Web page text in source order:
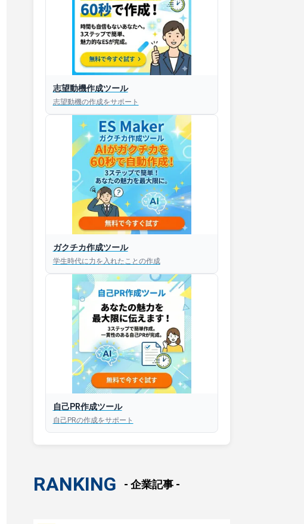
今すぐESを
添削してほしい！
削・面接対策アプリ【無料】
30秒以内にあなたのESを添削
30秒以内にあなただけのESを
AIと対話して面接練習ができ
iOS版はこちら
Android版はこちら
志望動機作成ツール
志望動機の作成をサポート
ガクチカ作成ツール
学生時代に力を入れたことの作成
自己PR作成ツール
自己PRの作成をサポート
RANKING - 企業記事 -